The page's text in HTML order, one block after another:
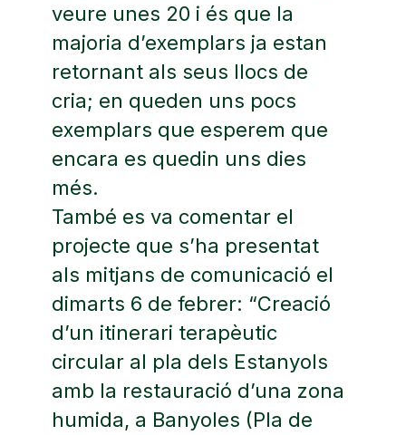
veure unes 20 i és que la
majoria d’exemplars ja estan
retornant als seus llocs de
cria; en queden uns pocs
exemplars que esperem que
encara es quedin uns dies
més.
També es va comentar el
projecte que s’ha presentat
als mitjans de comunicació el
dimarts 6 de febrer: “Creació
d’un itinerari terapèutic
circular al pla dels Estanyols
amb la restauració d’una zona
humida, a Banyoles (Pla de